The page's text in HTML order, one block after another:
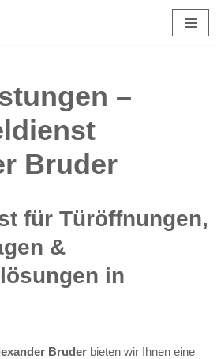
–
Bruder
für Türöffnungen,
&
in
Bruder bieten wir Ihnen eine